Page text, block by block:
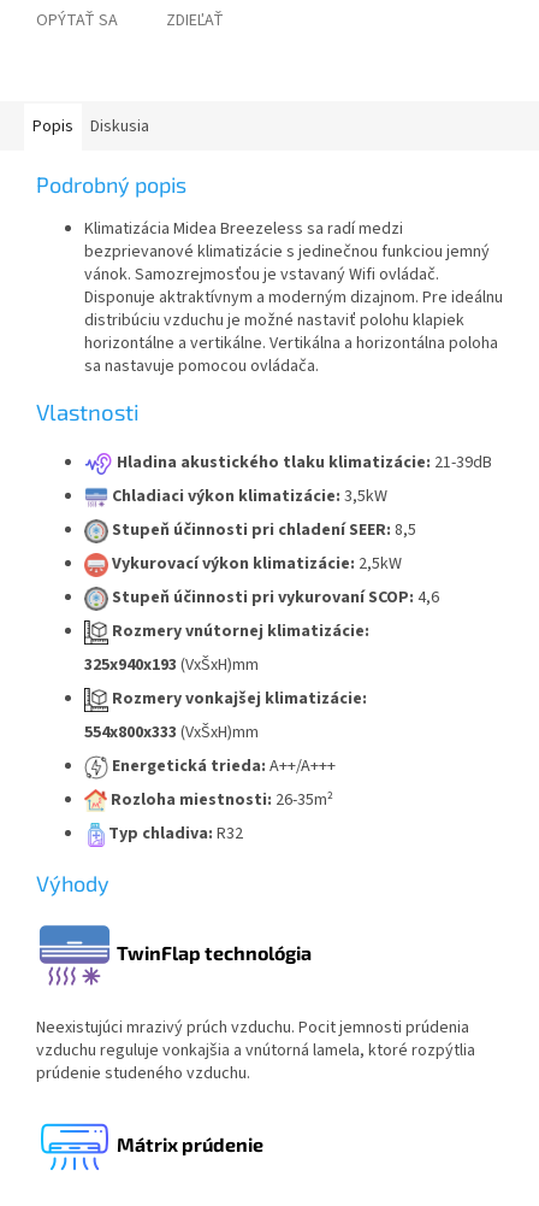
OPÝTAŤ SA ZDIEĽAŤ
Popis Diskusia
Podrobný popis
Klimatizácia Midea Breezeless sa radí medzi
bezprievanové klimatizácie s jedinečnou funkciou jemný
vánok. Samozrejmosťou je vstavaný Wifi ovládač.
Disponuje aktraktívnym a moderným dizajnom. Pre ideálnu
distribúciu vzduchu je možné nastaviť polohu klapiek
horizontálne a vertikálne. Vertikálna a horizontálna poloha
sa nastavuje pomocou ovládača.
Vlastnosti
Hladina akustického tlaku klimatizácie: 21-39dB
Chladiaci výkon klimatizácie: 3,5kW
Stupeň účinnosti pri chladení SEER: 8,5
Vykurovací výkon klimatizácie: 2,5kW
Stupeň účinnosti pri vykurovaní SCOP: 4,6
Rozmery vnútornej klimatizácie:
325x940x193 (VxŠxH)mm
Rozmery vonkajšej klimatizácie:
554x800x333 (VxŠxH)mm
Energetická trieda: A++/A+++
Rozloha miestnosti: 26-35m²
Typ chladiva: R32
Výhody
TwinFlap technológia
Neexistujúci mrazivý prúch vzduchu. Pocit jemnosti prúdenia
vzduchu reguluje vonkajšia a vnútorná lamela, ktoré rozpýtlia
prúdenie studeného vzduchu.
Mátrix prúdenie